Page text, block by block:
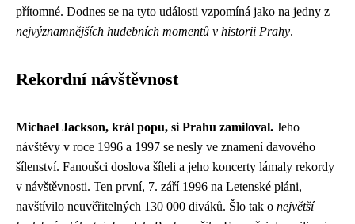
přítomné. Dodnes se na tyto události vzpomíná jako na jedny z
nejvýznamnějších hudebních momentů v historii Prahy.
Rekordní návštěvnost
Michael Jackson, král popu, si Prahu zamiloval. Jeho
návštěvy v roce 1996 a 1997 se nesly ve znamení davového
šílenství. Fanoušci doslova šíleli a jeho koncerty lámaly rekordy
v návštěvnosti. Ten první, 7. září 1996 na Letenské pláni,
navštívilo neuvěřitelných 130 000 diváků. Šlo tak o největší